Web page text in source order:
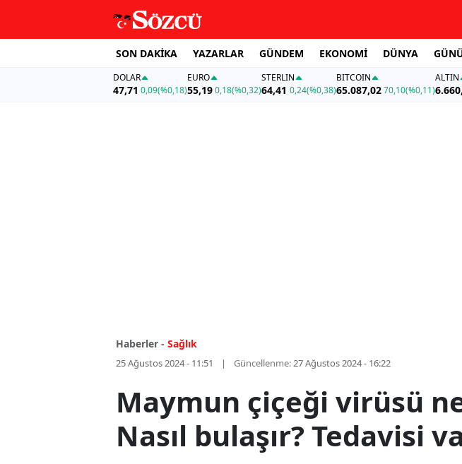
SON DAKİKA YAZARLAR GÜNDEM EKONOMİ DÜNYA
DOLAR
47,71 0,09(%0,18)
EURO
55,19 0,18(%0,32)
STERLIN
64,41 0,24(%0,38)
BITCOIN
65.087,0270,10(%0,11)
ALTIN
Haberler - Sağlık
25 Ağustos 2024 - 11:51 Güncellenme:27 Ağustos 2024 - 16:22
Maymun çiçeği virüsü
Nasıl bulaşır? Tedavisi